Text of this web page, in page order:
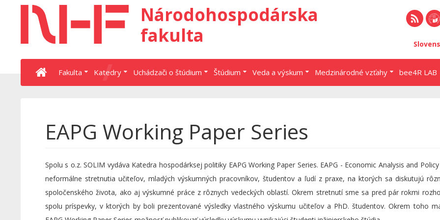
Národohospodárska
fakulta
Fakulta Katedry Uchádzači o štúdium Štúdium Veda a výskum Medzinárodné vzťahy bee4R LAB
EAPG Working Paper Series
Spolu s o.z. SOLIM vydáva Katedra hospodárksej politiky EAPG Working Paper Series. EAPG - Economic Analysis and
neformálne stretnutia učiteľov, mladých výskumných pracovníkov, študentov a ľudí z praxe, na ktorých sa diskutujú
spoločenského života, ako aj výskumné práce z rôznych vedeckých oblastí. Okrem stretnutí sme sa pred pár rokmi
spolu príspevky, v ktorých by boli prezentované výsledky vlastného výskumu učiteľov a PhD. študentov. Okrem toho